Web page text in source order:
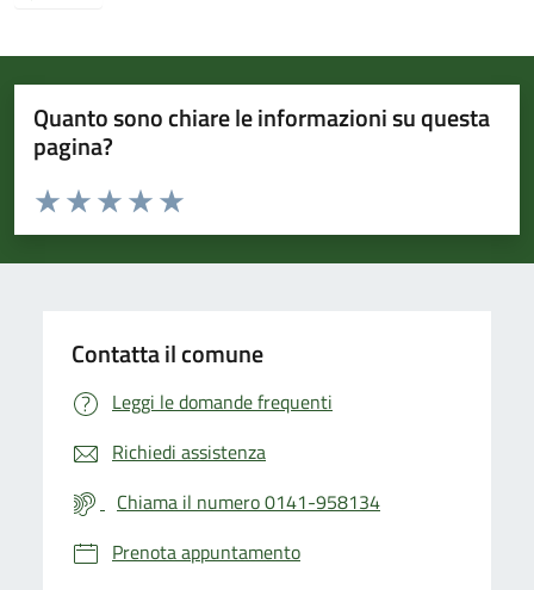
Quanto sono chiare le informazioni su questa
pagina?
Valuta da 1 a 5 stelle la pagina
Valuta 5 stelle su 5
Valuta 4 stelle su 5
Valuta 3 stelle su 5
Valuta 2 stelle su 5
Valuta 1 stelle su 5
Contatta il comune
Leggi le domande frequenti
Richiedi assistenza
Chiama il numero 0141-958134
Prenota appuntamento